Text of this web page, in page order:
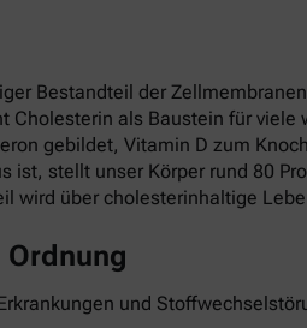
Bestandteil der
als Baustein für viele
gebildet, Vitamin D zum
stellt unser Körper rund 80
wird über cholesterinhaltige
und